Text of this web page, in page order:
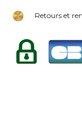
Retours et